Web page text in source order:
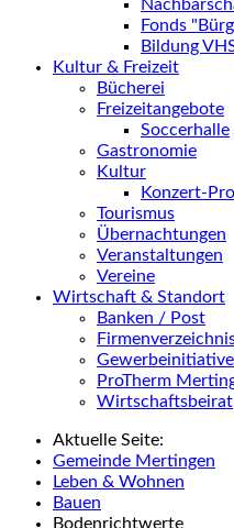
Fonds
Bildung
Kultur & Freizeit
Bücherei
Freizeitangebote
Soccerhalle
Gastronomie
Kultur
Konzert-
Tourismus
Übernachtungen
Veranstaltungen
Vereine
Wirtschaft & Standort
Banken / Post
Gewerbeinitiative
ProTherm
Wirtschaftsbeirat
Aktuelle Seite:
Gemeinde Mertingen
Leben & Wohnen
Bauen
Bodenrichtwerte